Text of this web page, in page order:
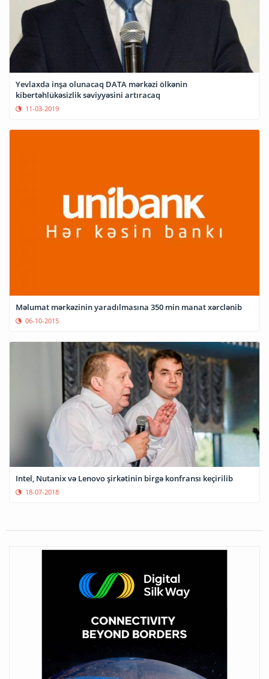
Yevlaxda inşa olunacaq DATA mərkəzi ölkənin
kibertəhlükəsizlik səviyyəsini artıracaq
11-03-2019
Məlumat mərkəzinin yaradılmasına 350 min manat xərclənib
06-10-2015
Intel, Nutanix və Lenovo şirkətinin birgə konfransı keçirilib
18-07-2018